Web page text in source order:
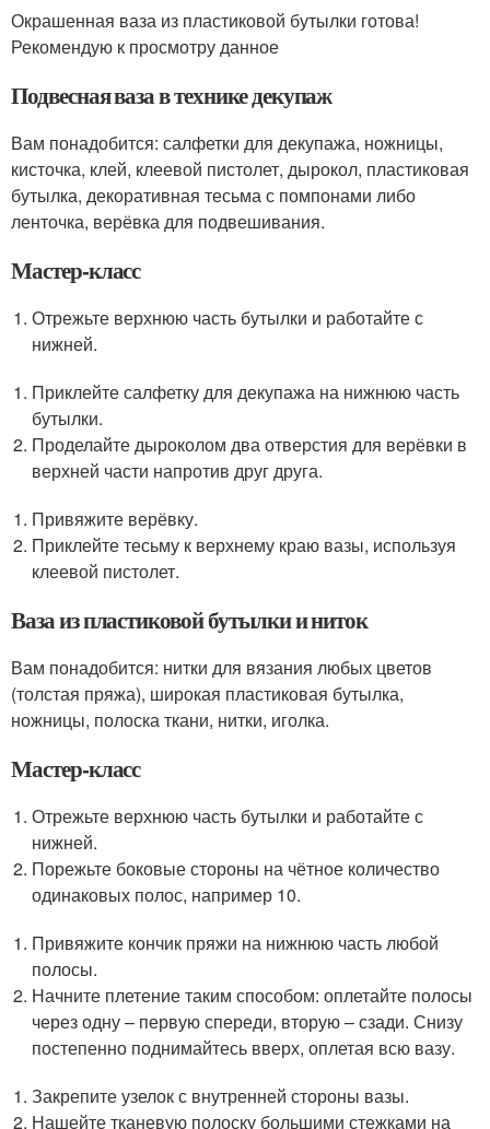
Окрашенная ваза из пластиковой бутылки готова!
Рекомендую к просмотру данное
Подвесная ваза в технике декупаж
Вам понадобится: салфетки для декупажа, ножницы,
кисточка, клей, клеевой пистолет, дырокол, пластиковая
бутылка, декоративная тесьма с помпонами либо
ленточка, верёвка для подвешивания.
Мастер-класс
Отрежьте верхнюю часть бутылки и работайте с
нижней.
Приклейте салфетку для декупажа на нижнюю часть
бутылки.
Проделайте дыроколом два отверстия для верёвки в
верхней части напротив друг друга.
Привяжите верёвку.
Приклейте тесьму к верхнему краю вазы, используя
клеевой пистолет.
Ваза из пластиковой бутылки и ниток
Вам понадобится: нитки для вязания любых цветов
(толстая пряжа), широкая пластиковая бутылка,
ножницы, полоска ткани, нитки, иголка.
Мастер-класс
Отрежьте верхнюю часть бутылки и работайте с
нижней.
Порежьте боковые стороны на чётное количество
одинаковых полос, например 10.
Привяжите кончик пряжи на нижнюю часть любой
полосы.
Начните плетение таким способом: оплетайте полосы
через одну – первую спереди, вторую – сзади. Снизу
постепенно поднимайтесь вверх, оплетая всю вазу.
Закрепите узелок с внутренней стороны вазы.
Нашейте тканевую полоску большими стежками на